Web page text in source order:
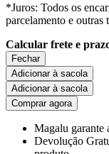
*Juros: Todos os
parcelamento e outras
Calcular frete e
Fechar
Adicionar à sacola
Adicionar à sacola
Comprar agora
Magalu garante
Devolução